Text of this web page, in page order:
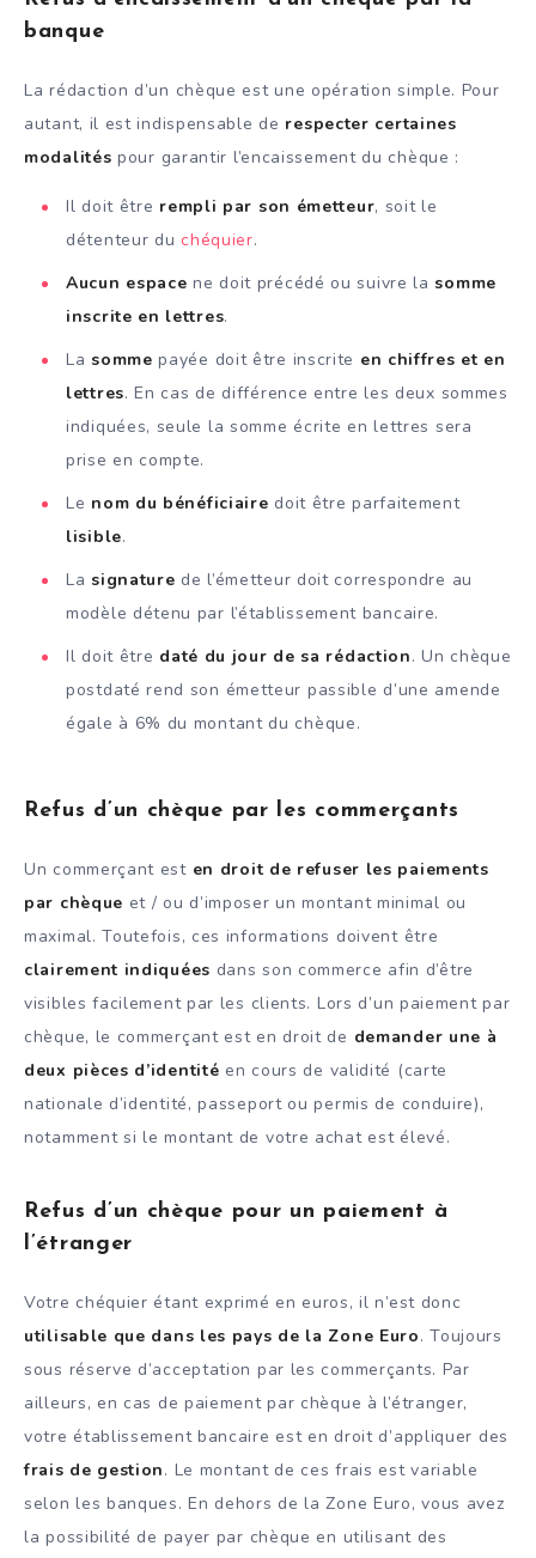
banque
La rédaction d’un chèque est une opération simple. Pour
autant, il est indispensable de respecter certaines
modalités pour garantir l’encaissement du chèque :
Il doit être rempli par son émetteur, soit le
détenteur du chéquier.
Aucun espace ne doit précédé ou suivre lasomme
inscrite en lettres.
Lasomme payée doit être inscrite en chiffres et en
lettres. En cas de différence entre les deux sommes
indiquées, seule la somme écrite en lettres sera
prise en compte.
Le nom du bénéficiaire doit être parfaitement
lisible.
Lasignature de l’émetteur doit correspondre au
modèle détenu par l’établissement bancaire.
Il doit être daté du jour de sa rédaction. Un chèque
postdaté rend son émetteur passible d’une amende
égale à 6% du montant du chèque.
Refus d’un chèque par les commerçants
Un commerçant est en droit de refuser les paiements
par chèque et / ou d’imposer un montant minimal ou
maximal. Toutefois, ces informations doivent être
clairement indiquées dans son commerce afin d’être
visibles facilement par les clients. Lors d’un paiement par
chèque, le commerçant est en droit de demander une à
deux pièces d’identité en cours de validité (carte
nationale d’identité, passeport ou permis de conduire),
notamment si le montant de votre achat est élevé.
Refus d’un chèque pour un paiement à
l’étranger
Votre chéquier étant exprimé en euros, il n’est donc
utilisable que dans les pays de la Zone Euro. Toujours
sous réserve d’acceptation par les commerçants. Par
ailleurs, en cas de paiement par chèque à l’étranger,
votre établissement bancaire est en droit d’appliquer des
frais de gestion. Le montant de ces frais est variable
selon les banques. En dehors de la Zone Euro, vous avez
la possibilité de payer par chèque en utilisant des